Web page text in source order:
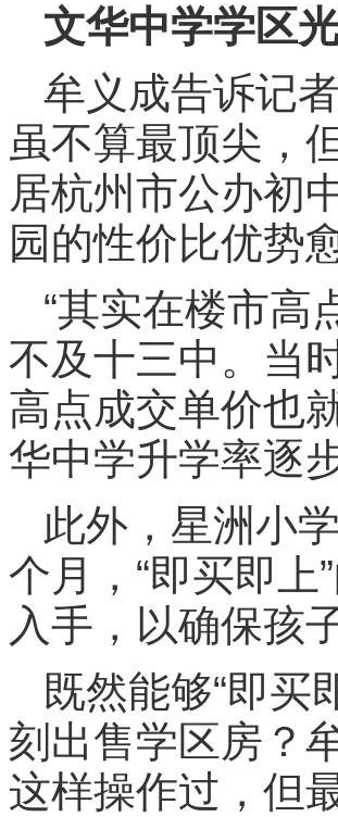
文华中学学区
牟义成告诉记
虽不算最顶尖，
居杭州市公办初
园的性价比优势
“其实在楼市高
不及十三中。当
高点成交单价也
华中学升学率逐
此外，星洲小
个月，“即买即
入手，以确保孩
既然能够“即买
刻出售学区房？
这样操作过，但